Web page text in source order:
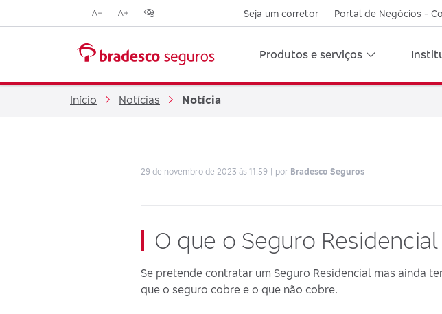
Reduzir
da
fonte
Aumentar
da
fonte
Opções
visual
Seja um corretor Portal de Negócios -
Produtos e serviços
Início Notícias Notícia
29 de novembro de 2023 às 11:59 por Bradesco Seguros
O que o Seguro
Se pretende contratar um Seguro Residencial mas ainda
que o seguro cobre e o que não cobre.